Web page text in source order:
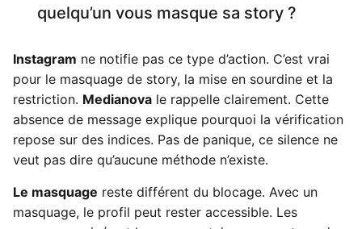
quelqu’un vous masque sa story ?
Instagram ne notifie pas ce type d’action. C’est vrai
pour le masquage de story, la mise en sourdine et la
restriction. Medianova le rappelle clairement. Cette
absence de message explique pourquoi la vérification
repose sur des indices. Pas de panique, ce silence ne
veut pas dire qu’aucune méthode n’existe.
Le masquage reste différent du blocage. Avec un
masquage, le profil peut rester accessible. Les